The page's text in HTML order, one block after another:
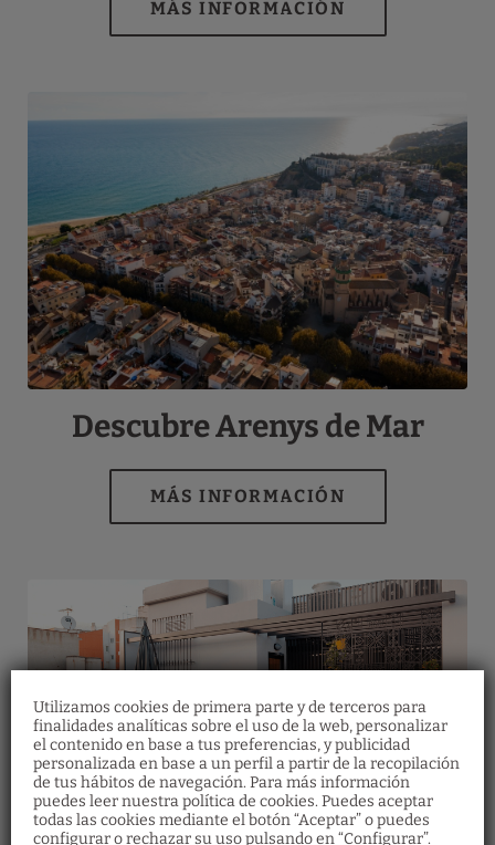
Utilizamos cookies de primera parte y de terceros para
finalidades analíticas sobre el uso de la web, personalizar
el contenido en base a tus preferencias, y publicidad
personalizada en base a un perfil a partir de la recopilación
de tus hábitos de navegación. Para más información
puedes leer nuestra política de cookies. Puedes aceptar
todas las cookies mediante el botón “Aceptar” o puedes
configurar o rechazar su uso pulsando en “Configurar”.
Descubre Arenys de Mar
Restaurante
Haz tu reserva en el restaurante
Bonos regalo
Descubre nuestros bonos regalo y ofrece a